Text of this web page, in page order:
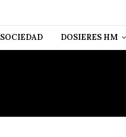
SOCIEDAD DOSIERES HM